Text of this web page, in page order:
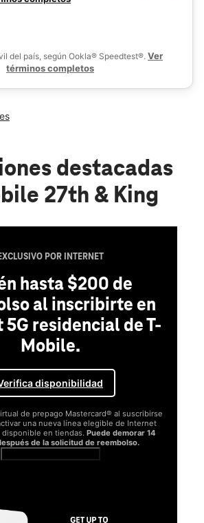
a 8:00 p.m.
del país, según Ookla® Speedtest®. Ver
términos completos
destacadas
27th & King
POR INTERNET
hasta $200 de
al inscribirte en
residencial de T-
Mobile.
disponibilidad
de prepago Mastercard® al suscribirse
una nueva línea elegible de Internet
disponible en tiendas. Puede demorar 14
de la solicitud de reembolso.